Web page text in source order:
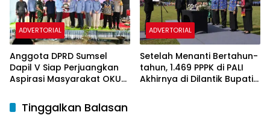
ADVERTORIAL
Anggota DPRD Sumsel
Dapil V Siap Perjuangkan
Aspirasi Masyarakat OKU
ADVERTORIAL
Setelah Menanti Bertahun-
tahun, 1.469 PPPK di PALI
Akhirnya di Dilantik Bupati
Tinggalkan Balasan